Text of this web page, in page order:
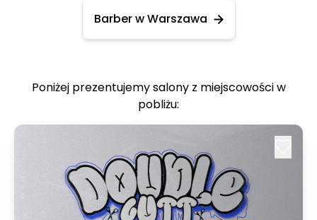
Barber w Warszawa
Poniżej prezentujemy salony z miejscowości w
pobliżu: